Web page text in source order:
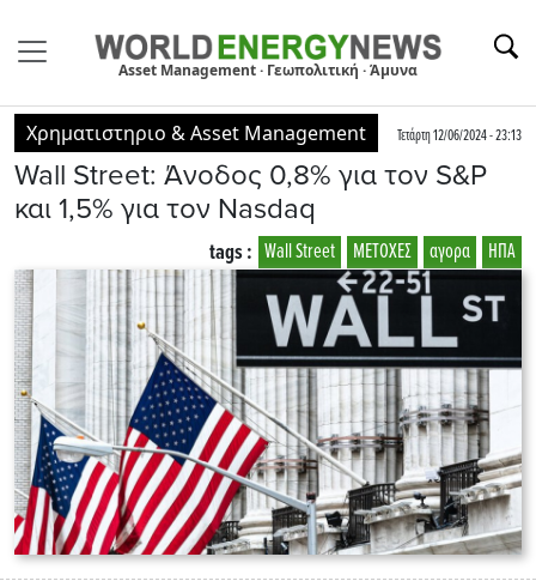
Asset Management · Γεωπολιτική · Άμυνα
Χρηματιστηριο & Asset Management Τετάρτη 12/06/2024 - 23:13
Wall Street: Άνοδος 0,8% για τον S&P
και 1,5% για τον Nasdaq
ΗΠΑ
αγορα
ΜΕΤΟΧΕΣ
Wall Street
tags :